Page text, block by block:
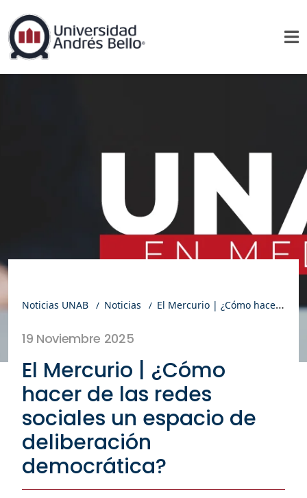
Noticias UNAB Noticias El Mercurio | ¿Cómo hacer de las redes sociales un espacio de deliberación democrática?
19 Noviembre 2025
El Mercurio | ¿Cómo
hacer de las redes
sociales un espacio de
deliberación
democrática?